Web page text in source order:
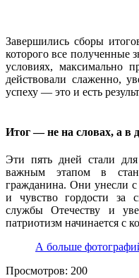
Завершились сборы
которого все
условиях, максимально
действовали слаженно,
успеху — это и есть
Итог — не на словах, а в
Эти пять дней стали
важным этапом в
гражданина. Они унесли
и чувство гордости за
службы Отечеству и
патриотизм начинается с
А больше
Просмотров: 200